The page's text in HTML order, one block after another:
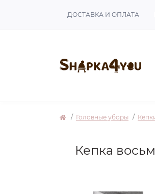
ДОСТАВКА И ОПЛАТА
Головные уборы
Кепка